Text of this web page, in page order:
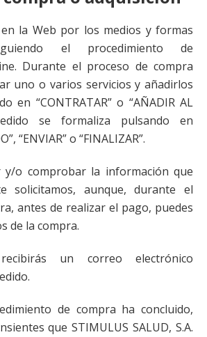
la Web por los medios y formas
el procedimiento de
Durante el proceso de compra
uno o varios servicios y añadirlos
en “CONTRATAR” o “AÑADIR AL
se formaliza pulsando en
“ENVIAR” o “FINALIZAR”.
y/o comprobar la información que
solicitamos, aunque, durante el
antes de realizar el pago, puedes
de la compra.
recibirás un correo electrónico
de compra ha concluido,
que STIMULUS SALUD, S.A.